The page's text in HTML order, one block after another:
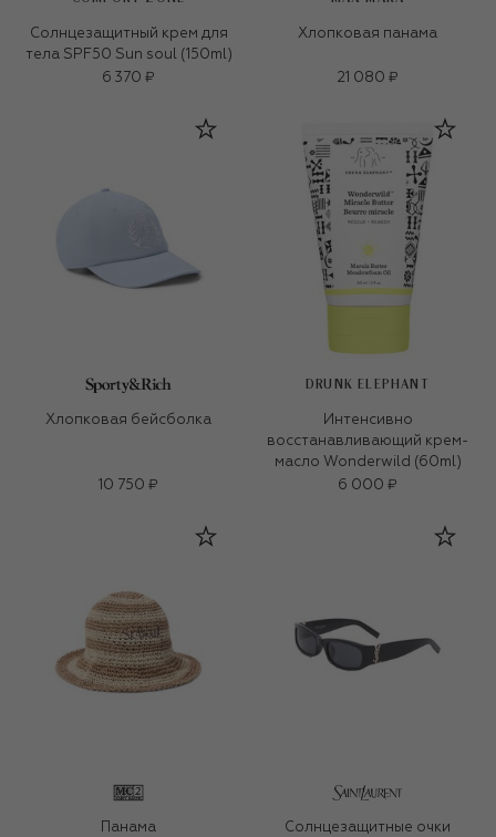
Солнцезащитный крем для
тела SPF50 Sun soul (150ml)
6 370 ₽
Хлопковая панама
21 080 ₽
Хлопковая бейсболка
10 750 ₽
DRUNK ELEPHANT
Интенсивно
восстанавливающий крем-
масло Wonderwild (60ml)
6 000 ₽
Панама
Солнцезащитные очки